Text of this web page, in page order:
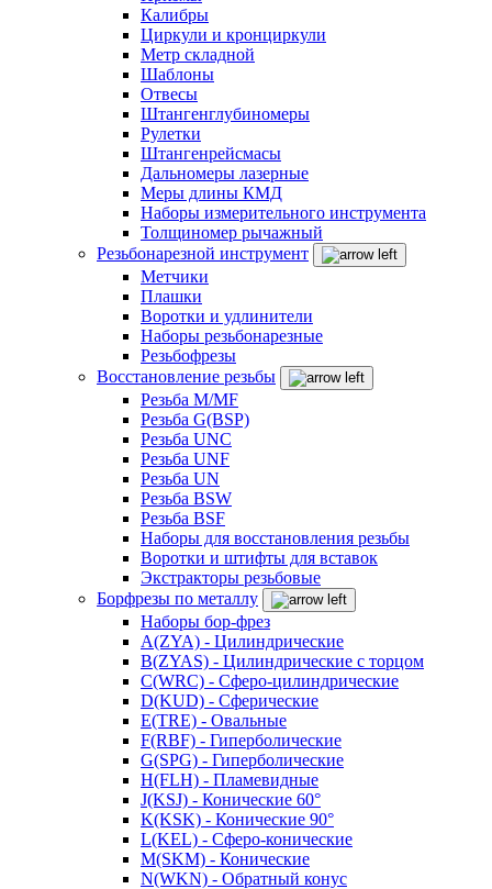
Калибры
Циркули и кронциркули
Метр складной
Шаблоны
Отвесы
Штангенглубиномеры
Рулетки
Штангенрейсмасы
Дальномеры лазерные
Меры длины КМД
Наборы измерительного инструмента
Толщиномер рычажный
Резьбонарезной инструмент
Метчики
Плашки
Воротки и удлинители
Наборы резьбонарезные
Резьбофрезы
Восстановление резьбы
Резьба M/MF
Резьба G(BSP)
Резьба UNC
Резьба UNF
Резьба UN
Резьба BSW
Резьба BSF
Наборы для восстановления резьбы
Воротки и штифты для вставок
Экстракторы резьбовые
Борфрезы по металлу
Наборы бор-фрез
A(ZYA) - Цилиндрические
B(ZYAS) - Цилиндрические с торцом
C(WRC) - Сферо-цилиндрические
D(KUD) - Сферические
E(TRE) - Овальные
F(RBF) - Гиперболические
G(SPG) - Гиперболические
H(FLH) - Пламевидные
J(KSJ) - Конические 60°
K(KSK) - Конические 90°
L(KEL) - Сферо-конические
M(SKM) - Конические
N(WKN) - Обратный конус